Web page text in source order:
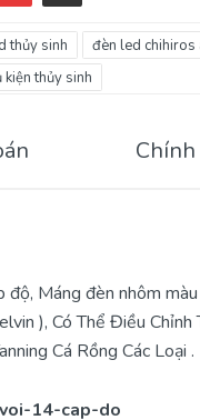
thủy sinh
đèn led chihiros
kiện thủy sinh
Chính
độ, Máng đèn nhôm
), Có Thể Điều
Cá Rồng Các Loại .